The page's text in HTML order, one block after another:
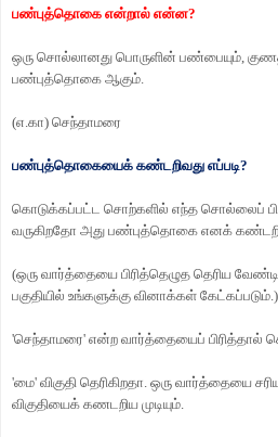
பண்புத்தொகை என்றால் என்ன?
ஒரு சொல்லானது பொருளின் பண்பையும்,
பண்புத்தொகை ஆகும்.
(எ.கா) செந்தாமரை
பண்புத்தொகையைக் கண்டறிவது எப்படி?
கொடுக்கப்பட்ட சொற்களில் எந்த சொல்லைப்
வருகிறதோ அது பண்புத்தொகை எனக்
(ஒரு வார்த்தையை பிரித்தெழுத தெரிய
பகுதியில் உங்களுக்கு வினாக்கள் கேட்கப்படும்.)
'செந்தாமரை' என்ற வார்த்தையைப் பிரித்தால்
'மை' விகுதி தெரிகிறதா. ஒரு வார்த்தையை
விகுதியைக் கணடறிய முடியும்.